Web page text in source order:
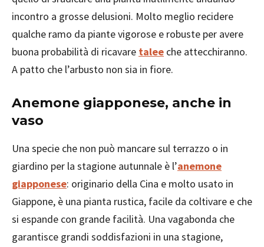
incontro a grosse delusioni. Molto meglio recidere
qualche ramo da piante vigorose e robuste per avere
buona probabilità di ricavare talee che attecchiranno.
A patto che l’arbusto non sia in fiore.
Anemone giapponese, anche in
vaso
Una specie che non può mancare sul terrazzo o in
giardino per la stagione autunnale è l’anemone
giapponese: originario della Cina e molto usato in
Giappone, è una pianta rustica, facile da coltivare e che
si espande con grande facilità. Una vagabonda che
garantisce grandi soddisfazioni in una stagione,